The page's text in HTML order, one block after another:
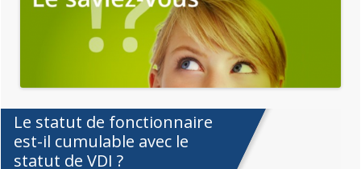
Le statut de fonctionnaire
est-il cumulable avec le
statut de VDI ?